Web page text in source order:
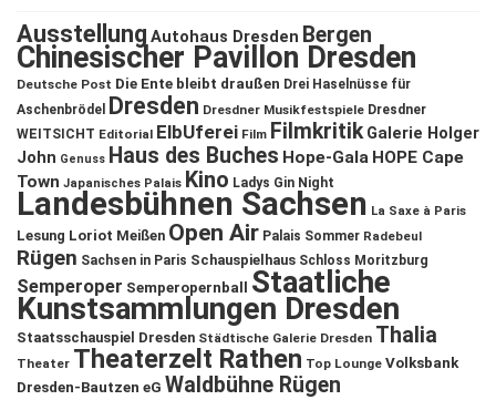
Ausstellung Autohaus Dresden Bergen
Chinesischer Pavillon Dresden
Deutsche Post Die Ente bleibt draußen Drei Haselnüsse für
Aschenbrödel
Dresden Dresdner Musikfestspiele Dresdner
WEITSICHT Editorial ElbUferei Film Filmkritik Galerie Holger
John Genuss Haus des Buches Hope-Gala HOPE Cape
Town Japanisches Palais Kino Ladys Gin Night
Landesbühnen Sachsen La Saxe à Paris
Lesung Loriot Meißen Open Air Palais Sommer Radebeul
Rügen Sachsen in Paris Schauspielhaus Schloss Moritzburg
Semperoper Semperopernball Staatliche
Kunstsammlungen Dresden
Staatsschauspiel Dresden Städtische Galerie Dresden Thalia
Theater Theaterzelt Rathen Top Lounge Volksbank
Dresden-Bautzen eG Waldbühne Rügen